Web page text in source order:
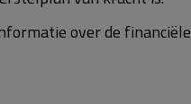
over de